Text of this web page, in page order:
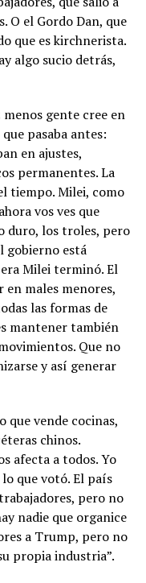
O el Gordo Dan, que
que es kirchnerista.
algo sucio detrás,
gente cree en
pasaba antes:
en ajustes,
permanentes. La
tiempo. Milei, como
vos ves que
duro, los troles, pero
gobierno está
Milei terminó. El
en males menores,
las formas de
mantener también
Que no
y así generar
que vende cocinas,
chinos.
afecta a todos. Yo
que votó. El país
pero no
nadie que organice
a Trump, pero no
propia industria”.